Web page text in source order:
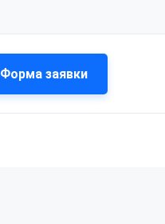
Форма заявки